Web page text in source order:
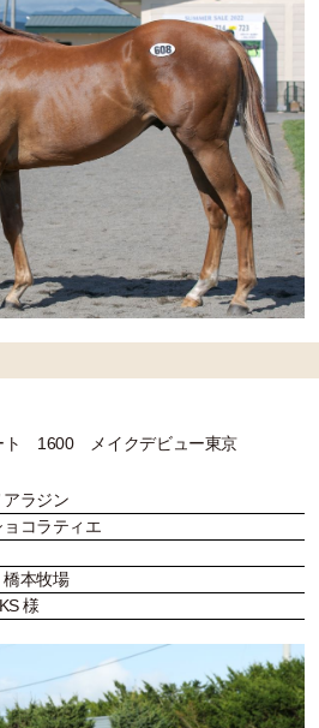
1600 メイクデビュー東京
ラジン
ョコラティエ
橋本牧場
様